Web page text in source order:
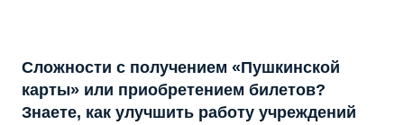
Сложности с получением «Пушкинской
карты» или приобретением билетов?
Знаете, как улучшить работу учреждений